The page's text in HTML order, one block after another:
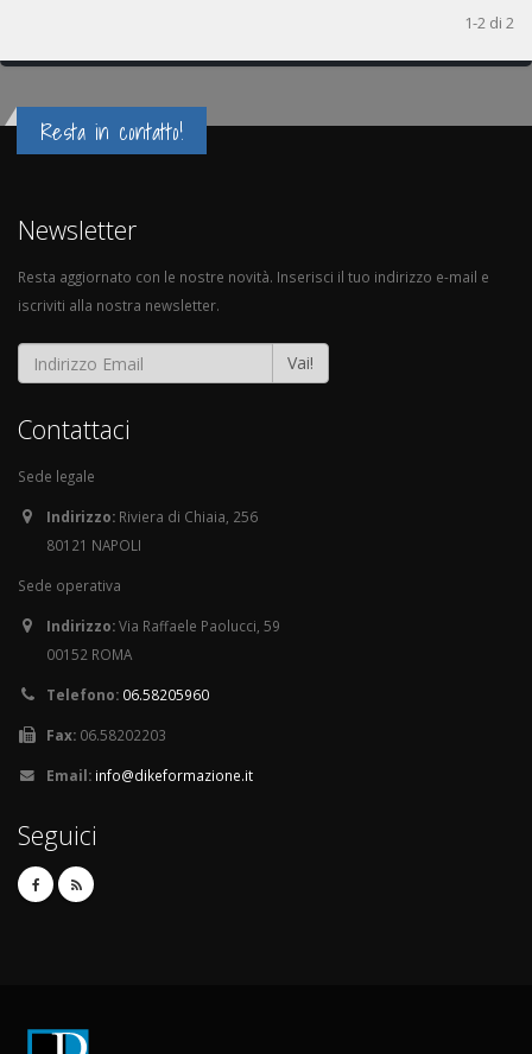
1-2 di 2
Resta in contatto!
Newsletter
Resta aggiornato con le nostre novità. Inserisci il tuo indirizzo e-mail e
iscriviti alla nostra newsletter.
Vai!
Contattaci
Sede legale
Indirizzo: Riviera di Chiaia, 256
80121 NAPOLI
Sede operativa
Indirizzo:Via Raffaele Paolucci, 59
00152 ROMA
Telefono: 06.58205960
Fax: 06.58202203
Email: info@dikeformazione.it
Seguici